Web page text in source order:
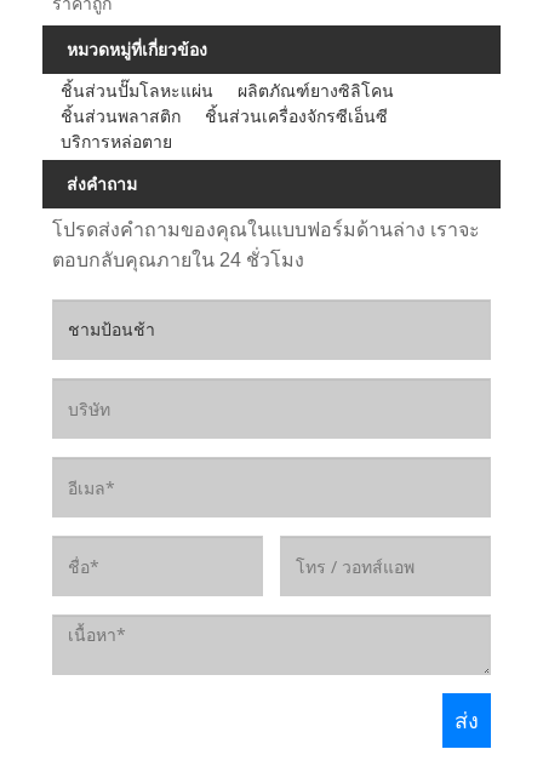
หมวดหมู่ที่เกี่ยวข้อง
ชิ้นส่วนปั๊มโลหะแผ่น
ผลิตภัณฑ์ยางซิลิโคน
ชิ้นส่วนพลาสติก
ชิ้นส่วนเครื่องจักรซีเอ็นซี
บริการหล่อตาย
ส่งคำถาม
โปรดส่งคำถามของคุณในแบบฟอร์มด้านล่าง เราจะ
ตอบกลับคุณภายใน 24 ชั่วโมง